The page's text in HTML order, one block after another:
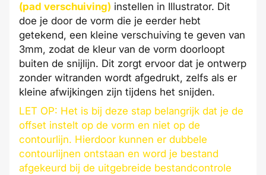
(pad verschuiving) instellen in Illustrator. Dit
doe je door de vorm die je eerder hebt
getekend, een kleine verschuiving te geven van
3mm, zodat de kleur van de vorm doorloopt
buiten de snijlijn. Dit zorgt ervoor dat je ontwerp
zonder witranden wordt afgedrukt, zelfs als er
kleine afwijkingen zijn tijdens het snijden.
LET OP: Het is bij deze stap belangrijk dat je de
offset instelt op de vorm en niet op de
contourlijn. Hierdoor kunnen er dubbele
contourlijnen ontstaan en word je bestand
afgekeurd bij de uitgebreide bestandcontrole